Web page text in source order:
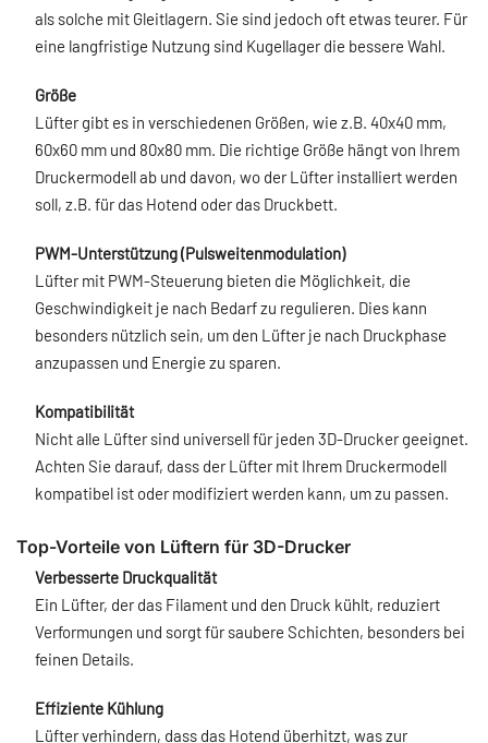
als solche mit Gleitlagern. Sie sind jedoch oft etwas teurer. Für
eine langfristige Nutzung sind Kugellager die bessere Wahl.
Größe
Lüfter gibt es in verschiedenen Größen, wie z.B. 40x40 mm,
60x60 mm und 80x80 mm. Die richtige Größe hängt von Ihrem
Druckermodell ab und davon, wo der Lüfter installiert werden
soll, z.B. für das Hotend oder das Druckbett.
PWM-Unterstützung (Pulsweitenmodulation)
Lüfter mit PWM-Steuerung bieten die Möglichkeit, die
Geschwindigkeit je nach Bedarf zu regulieren. Dies kann
besonders nützlich sein, um den Lüfter je nach Druckphase
anzupassen und Energie zu sparen.
Kompatibilität
Nicht alle Lüfter sind universell für jeden 3D-Drucker geeignet.
Achten Sie darauf, dass der Lüfter mit Ihrem Druckermodell
kompatibel ist oder modifiziert werden kann, um zu passen.
Top-Vorteile von Lüftern für 3D-Drucker
Verbesserte Druckqualität
Ein Lüfter, der das Filament und den Druck kühlt, reduziert
Verformungen und sorgt für saubere Schichten, besonders bei
feinen Details.
Effiziente Kühlung
Lüfter verhindern, dass das Hotend überhitzt, was zur